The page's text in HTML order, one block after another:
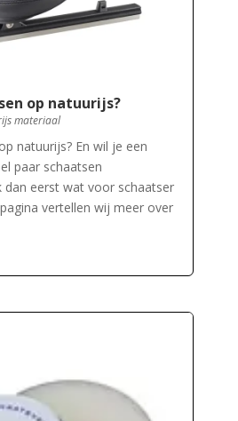
op natuurijs?
materiaal
natuurijs? En wil je een
paar schaatsen
dan eerst wat voor schaatser
vertellen wij meer over